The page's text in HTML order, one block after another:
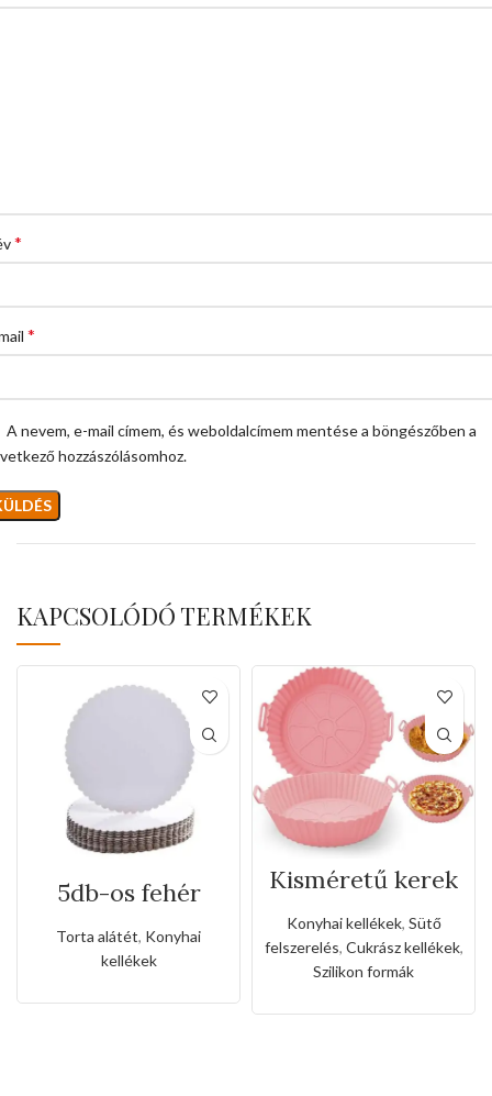
*
*
A nevem, e-mail címem, és weboldalcímem mentése a böngészőben a
hozzászólásomhoz.
KAPCSOLÓDÓ TERMÉKEK
5db-os fehér
kerek csipkés
tortaalátét
Torta alátét, Konyhai
kellékek
Kisméretű kerek
szilikon
levegősütő
forma,alátét
Konyhai kellékek, Sütő
felszerelés, Cukrász kellékek,
Szilikon formák